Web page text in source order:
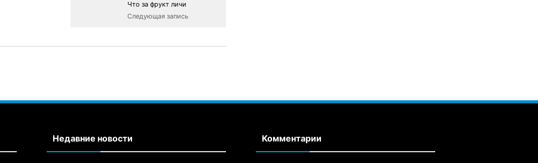
Что за фрукт личи
Следующая запись
Недавние новости Комментарии